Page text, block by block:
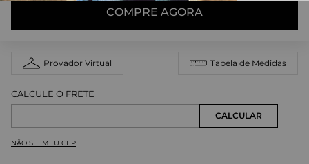
COMPRE AGORA
Provador Virtual Tabela de Medidas
NÃO SEI MEU CEP